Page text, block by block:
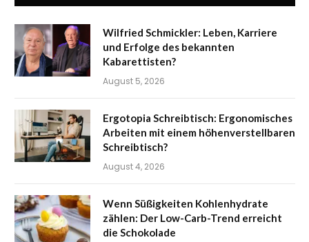
Wilfried Schmickler: Leben, Karriere
und Erfolge des bekannten
Kabarettisten?
August 5, 2026
Ergotopia Schreibtisch: Ergonomisches
Arbeiten mit einem höhenverstellbaren
Schreibtisch?
August 4, 2026
Wenn Süßigkeiten Kohlenhydrate
zählen: Der Low-Carb-Trend erreicht
die Schokolade